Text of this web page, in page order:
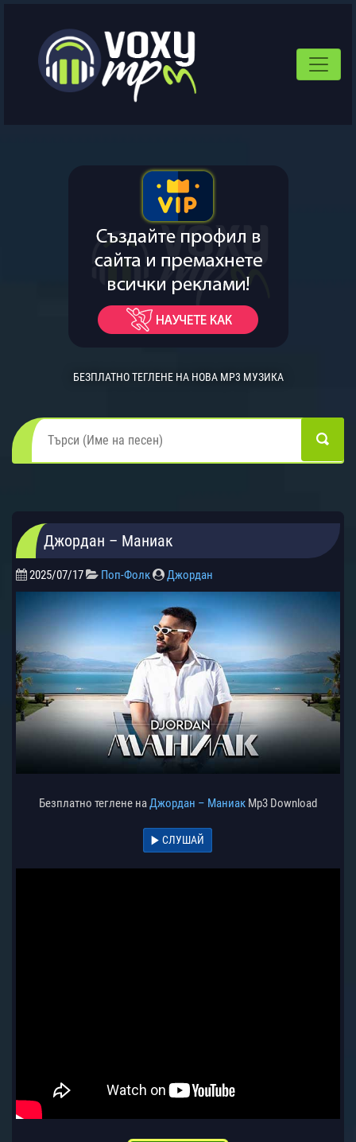
БЕЗПЛАТНО ТЕГЛЕНЕ НА НОВА MP3 МУЗИКА
Джордан – Маниак
2025/07/17 Поп-Фолк Джордан
Безплатно теглене наДжордан – Маниак Mp3 Download
СЛУШАЙ